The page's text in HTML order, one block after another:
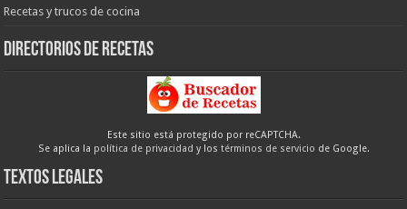
Recetas y trucos de cocina
Directorios de recetas
Este sitio está protegido por reCAPTCHA.
Se aplica la política de privacidad y los términos de servicio de Google.
Textos legales